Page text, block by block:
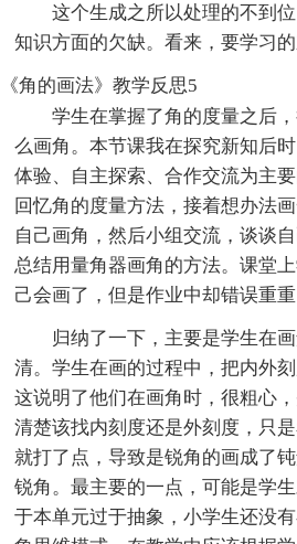
这个生成之所以处理的不到
知识方面的欠缺。看来，要学习的
《角的画法》教学反思5
学生在掌握了角的度量之后
么画角。本节课我在探究新知后
体验、自主探索、合作交流为主
回忆角的度量方法，接着想办法
自己画角，然后小组交流，谈谈
总结用量角器画角的方法。课堂
己会画了，但是作业中却错误重重
归纳了一下，主要是学生在
清。学生在画的过程中，把内外
这说明了他们在画角时，很粗心
清楚该找内刻度还是外刻度，只
就打了点，导致是锐角的画成了
锐角。最主要的一点，可能是学
于本单元过于抽象，小学生还没